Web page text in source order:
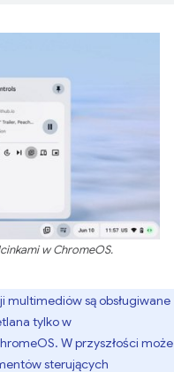
w ChromeOS.
multimediów są obsługiwane
tylko w
W przyszłości może
sterujących